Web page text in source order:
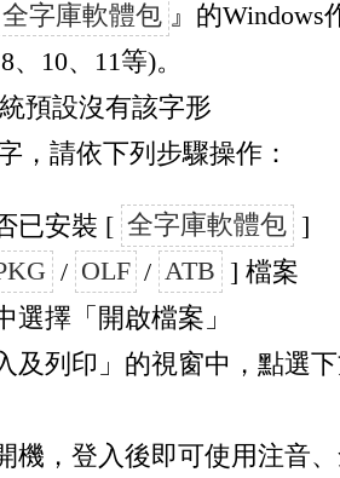
全字庫軟體包 』的Windows
10、11等)。
預設沒有該字形
，請依下列步驟操作：
已安裝 [ 全字庫軟體包 ]
/ OLF / ATB ] 檔案
選擇「開啟檔案」
及列印」的視窗中，點選
機，登入後即可使用注音